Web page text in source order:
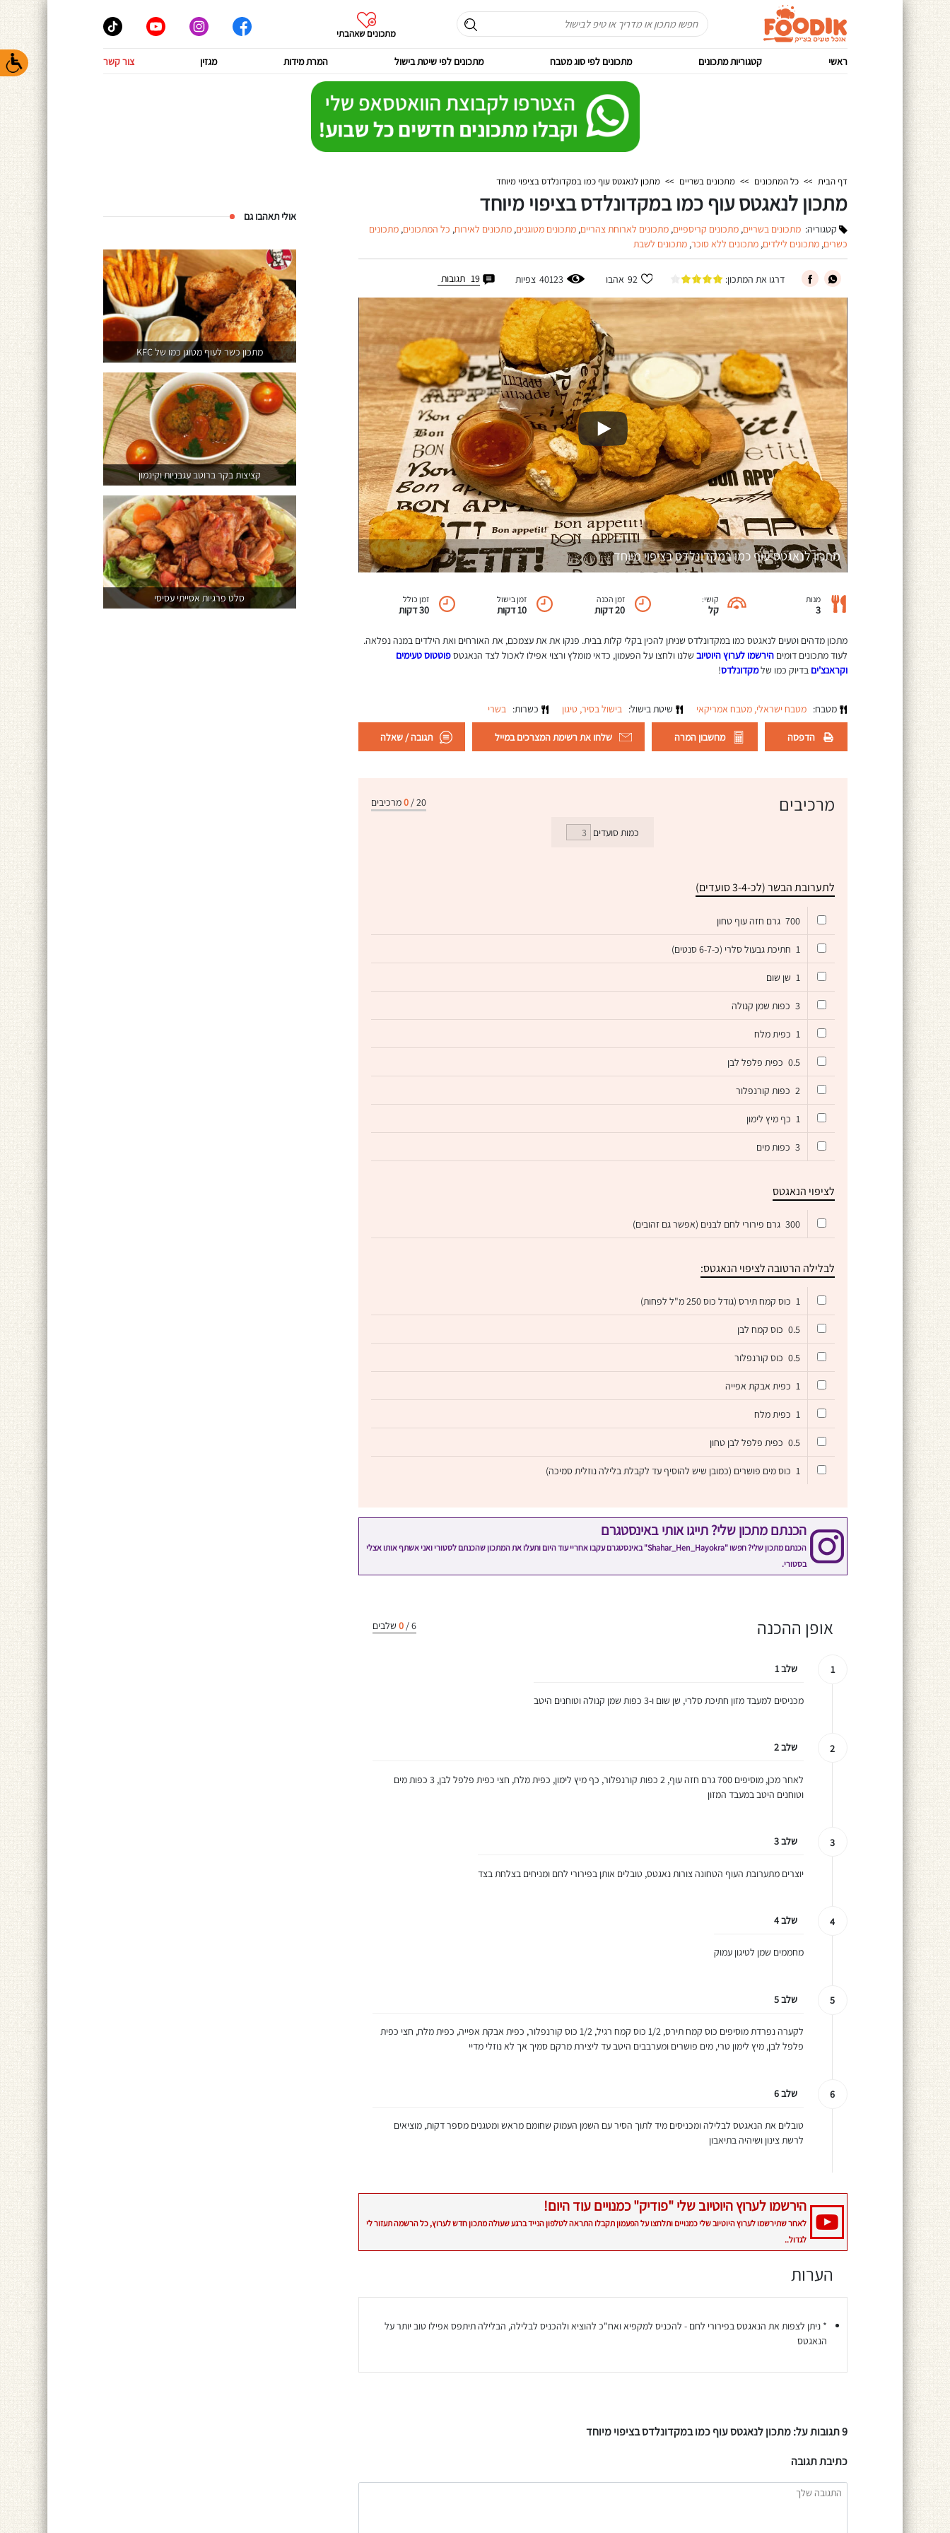
מתכונים שאהבתי
ראשי קטגוריות מתכונים מתכונים לפי סוג מטבח מתכונים לפי שיטת בישול המרת מידות מגזין צור קשר
דף הבית >> כל המתכונים >> מתכונים בשריים >> מתכון לנאגטס עוף כמו במקדונלדס בציפוי מיוחד
מתכון לנאגטס עוף כמו במקדונלדס בציפוי מיוחד
קטגוריה: מתכונים בשריים,מתכונים קריספיים,מתכונים לארוחת צהריים,מתכונים מטוגנים,מתכונים לאירוח, כל המתכונים,מתכונים
כשרים,מתכונים לילדים,מתכונים ללא סוכר,מתכונים לשבת
דרגו את המתכון: 92 אהבו 40123 צפיות 19 תגובות
מתכון לנאגטס עוף כמו במקדונלדס בציפוי מיוחד
מנות
3
קושי:
קל
זמן הכנה
20 דקות
זמן בישול
10 דקות
זמן כולל
30 דקות
מתכון מדהים וטעים לנאגטס כמו במקדונלדס שניתן להכין בקלי קלות בבית. פנקו את את עצמכם, את האורחים ואת הילדים במנה נפלאה.
לעוד מתכונים דומיםהירשמו לערוץ היוטיוב שלנו ולחצו על הפעמון, כדאי מומלץ ורצוי אפילו לאכול לצד הנאגטספוטטוס טעימים
וקראנצ'ים בדיוק כמו שלמקדונלדס!
מטבח: מטבח ישראלי, מטבח אמריקאי שיטת בישול: בישול בסיר, טיגון כשרות: בשרי
הדפסה מחשבון המרה שלחו את רשימת המצרכים במייל תגובה / שאלה
20
/
0מרכיבים מרכיבים
כמות סועדים
לתערובת הבשר (לכ-3-4 סועדים)
700 גרם חזה עוף טחון
1 חתיכת גבעול סלרי (כ-6-7 סנטים)
1 שן שום
3 כפות שמן קנולה
1 כפית מלח
0.5 כפית פלפל לבן
2 כפות קורנפלור
1 כף מיץ לימון
3 כפות מים
לציפוי הנאגטס
300 גרם פירורי לחם לבנים (אפשר גם זהובים)
לבלילה הרטובה לציפוי הנאגטס:
1 כוס קמח תירס (גודל כוס 250 מ"ל לפחות)
0.5 כוס קמח לבן
0.5 כוס קורנפלור
1 כפית אבקת אפייה
1 כפית מלח
0.5 כפית פלפל לבן טחון
1 כוס מים פושרים (כמובן שיש להוסיף עד לקבלת בלילה נוזלית סמיכה)
הכנתם מתכון שלי? תייגו אותי באינסטגרם
הכנתם מתכון שלי? חפשו "Shahar_Hen_Hayokra" באינסטגרם עקבו אחריי עוד היום ותעלו את המתכון שהכנתם לסטורי ואני אשתף אותו אצלי
בסטורי.
6
/
0 שלבים אופן ההכנה
1 שלב 1
מכניסים למעבד מזון חתיכת סלרי, שן שום ו-3 כפות שמן קנולה וטוחנים היטב
2 שלב 2
לאחר מכן, מוסיפים 700 גרם חזה עוף, 2 כפות קורנפלור, כף מיץ לימון, כפית מלח, חצי כפית פלפל לבן, 3 כפות מים
וטוחנים היטב במעבד המזון
3 שלב 3
יוצרים מתערובת העוף הטחונה צורות נאגטס, טובלים אותן בפירורי לחם ומניחים בצלחת בצד
4 שלב 4
מחממים שמן לטיגון עמוק
5 שלב 5
לקערה נפרדת מוסיפים כוס קמח תירס, 1/2 כוס קמח רגיל, 1/2 כוס קורנפלור, כפית אבקת אפייה, כפית מלח, חצי כפית
פלפל לבן, מיץ לימון טרי, מים פושרים ומערבבים היטב עד ליצירת מרקם סמיך אך לא נוזלי מדיי
6 שלב 6
טובלים את הנאגטס לבלילה ומכניסים מיד לתוך הסיר עם השמן העמוק שחומם מראש ומטגנים מספר דקות, מוציאים
לרשת צינון ושיהיה בתיאבון
הירשמו לערוץ היוטיוב שלי "פודיק" כמנויים עוד היום!
לאחר שתירשמו לערוץ היוטיוב שלי כמנויים ותלחצו על הפעמון תקבלו התראה לטלפון הנייד ברגע שעולה מתכון חדש לערוץ, כל הרשמה תעזור לי
לגדול..
הערות
* ניתן לצפות את הנאגטס בפירורי לחם - להכניס למקפיא ואח"כ להוציא ולהכניס לבלילה, הבלילה תיתפס אפילו טוב יותר על
הנאגטס
9 תגובות על: מתכון לנאגטס עוף כמו במקדונלדס בציפוי מיוחד
כתיבת תגובה
אולי תאהבו גם
מתכון כשר לעוף מטוגן כמו של KFC
קציצות בקר ברוטב עגבניות וקינמון
סלט פרגיות אסייתי עסיסי